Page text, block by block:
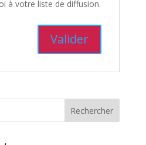
à votre liste de diffusion.
Rechercher